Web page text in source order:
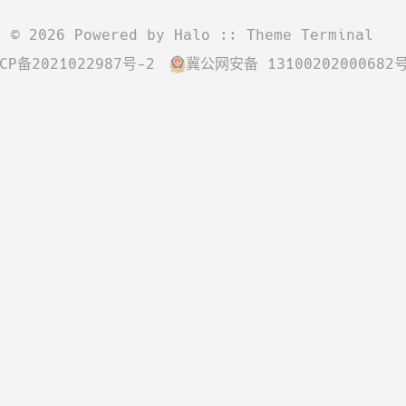
© 2026 Powered by Halo :: Theme Terminal
备2021022987号-2
冀公网安备 13100202000682